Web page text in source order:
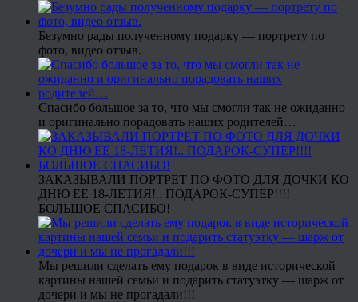
Безумно рады полученному подарку — портрету по
фото, видео отзыв.
Спасибо большое за то, что мы смогли так не ожиданно
и оригинально порадовать наших родителей…
ЗАКАЗЫВАЛИ ПОРТРЕТ ПО ФОТО ДЛЯ ДОЧКИ КО
ДНЮ ЕЕ 18-ЛЕТИЯ!.. ПОДАРОК-СУПЕР!!!!
БОЛЬШОЕ СПАСИБО!
Мы решили сделать ему подарок в виде исторической
картины нашей семьи и подарить статуэтку — шарж от
дочери и мы не прогадали!!!